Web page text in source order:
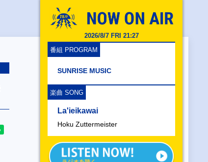
2026/8/7 FRI 21:27
番組 PROGRAM
SUNRISE MUSIC
楽曲 SONG
La'ieikawai
Hoku Zuttermeister